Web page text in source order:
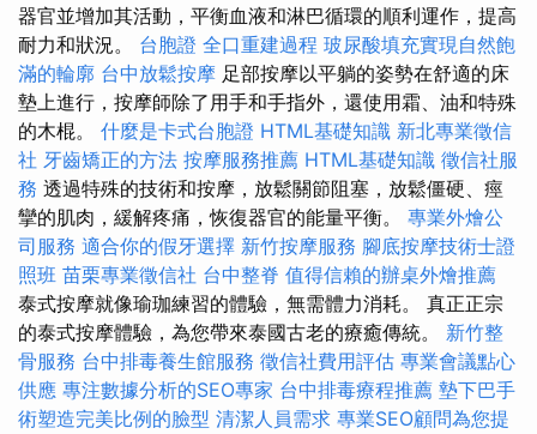
器官並增加其活動，平衡血液和淋巴循環的順利運作，提高
耐力和狀況。 台胞證 全口重建過程 玻尿酸填充實現自然飽
滿的輪廓 台中放鬆按摩 足部按摩以平躺的姿勢在舒適的床
墊上進行，按摩師除了用手和手指外，還使用霜、油和特殊
的木棍。 什麼是卡式台胞證 HTML基礎知識 新北專業徵信
社 牙齒矯正的方法 按摩服務推薦 HTML基礎知識 徵信社服
務 透過特殊的技術和按摩，放鬆關節阻塞，放鬆僵硬、痙
攣的肌肉，緩解疼痛，恢復器官的能量平衡。 專業外燴公
司服務 適合你的假牙選擇 新竹按摩服務 腳底按摩技術士證
照班 苗栗專業徵信社 台中整脊 值得信賴的辦桌外燴推薦
泰式按摩就像瑜珈練習的體驗，無需體力消耗。 真正正宗
的泰式按摩體驗，為您帶來泰國古老的療癒傳統。 新竹整
骨服務 台中排毒養生館服務 徵信社費用評估 專業會議點心
供應 專注數據分析的SEO專家 台中排毒療程推薦 墊下巴手
術塑造完美比例的臉型 清潔人員需求 專業SEO顧問為您提